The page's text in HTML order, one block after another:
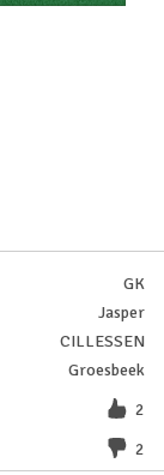
GK
Jasper
CILLESSEN
Groesbeek
2
2